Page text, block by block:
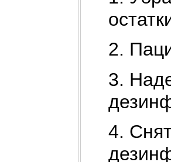
2.
3.
4.